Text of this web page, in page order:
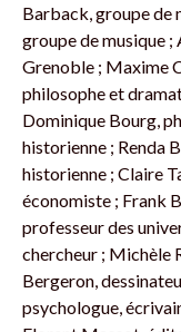
Barback, groupe de
groupe de musique
Grenoble ; Maxime
philosophe et
Dominique Bourg,
historienne ; Renda
historienne ; Claire
économiste ; Frank
professeur des
chercheur ; Michèle
Bergeron,
psychologue,